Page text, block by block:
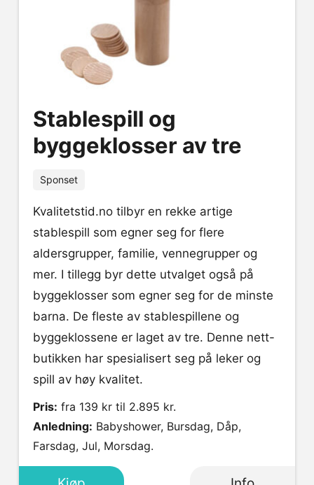
Stablespill og
byggeklosser av tre
Sponset
Kvalitetstid.no tilbyr en rekke artige
stablespill som egner seg for flere
aldersgrupper, familie, vennegrupper og
mer. I tillegg byr dette utvalget også på
byggeklosser som egner seg for de minste
barna. De fleste av stablespillene og
byggeklossene er laget av tre. Denne nett-
butikken har spesialisert seg på leker og
spill av høy kvalitet.
Pris: fra 139 kr til 2.895 kr.
Anledning: Babyshower, Bursdag, Dåp,
Farsdag, Jul, Morsdag.